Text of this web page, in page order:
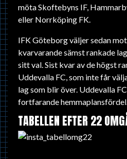
möta Skoftebyns IF,
eller Norrköping FK.
IFK Göteborg väljer sedan
kvarvarande sämst rankade
sitt val. Sist kvar av de högst
Uddevalla FC, som inte får
lag som blir över. Uddevalla
fortfarande
TABELLEN EFTER 22